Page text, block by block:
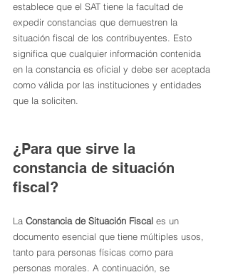
establece que el SAT tiene la facultad de
expedir constancias que demuestren la
situación fiscal de los contribuyentes. Esto
significa que cualquier información contenida
en la constancia es oficial y debe ser aceptada
como válida por las instituciones y entidades
que la soliciten.
¿Para que sirve la
constancia de situación
fiscal?
La Constancia de Situación Fiscal es un
documento esencial que tiene múltiples usos,
tanto para personas físicas como para
personas morales. A continuación, se